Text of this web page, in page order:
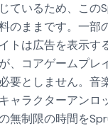
ているため、この
のままです。一部
トは広告を表示す
、コアゲームプレ
要としません。音
ャラクターアンロ
無制限の時間を